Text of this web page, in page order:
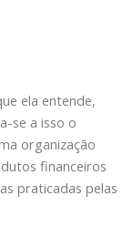
ela entende,
se a isso o
organização
financeiros
praticadas pelas